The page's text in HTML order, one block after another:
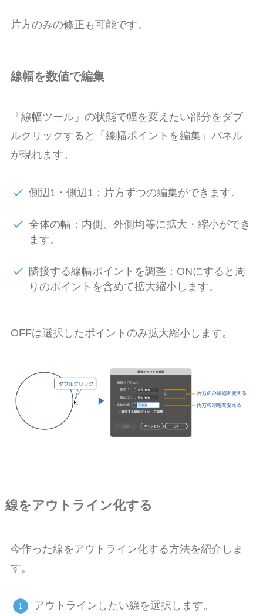
片方のみの修正も可能です。
線幅を数値で編集
「線幅ツール」の状態で幅を変えたい部分をダブ
ルクリックすると「線幅ポイントを編集」パネル
が現れます。
側辺1・側辺1：片方ずつの編集ができます。
全体の幅：内側、外側均等に拡大・縮小ができ
ます。
隣接する線幅ポイントを調整：ONにすると周
りのポイントを含めて拡大縮小します。
OFFは選択したポイントのみ拡大縮小します。
線をアウトライン化する
今作った線をアウトライン化する方法を紹介しま
す。
アウトラインしたい線を選択します。